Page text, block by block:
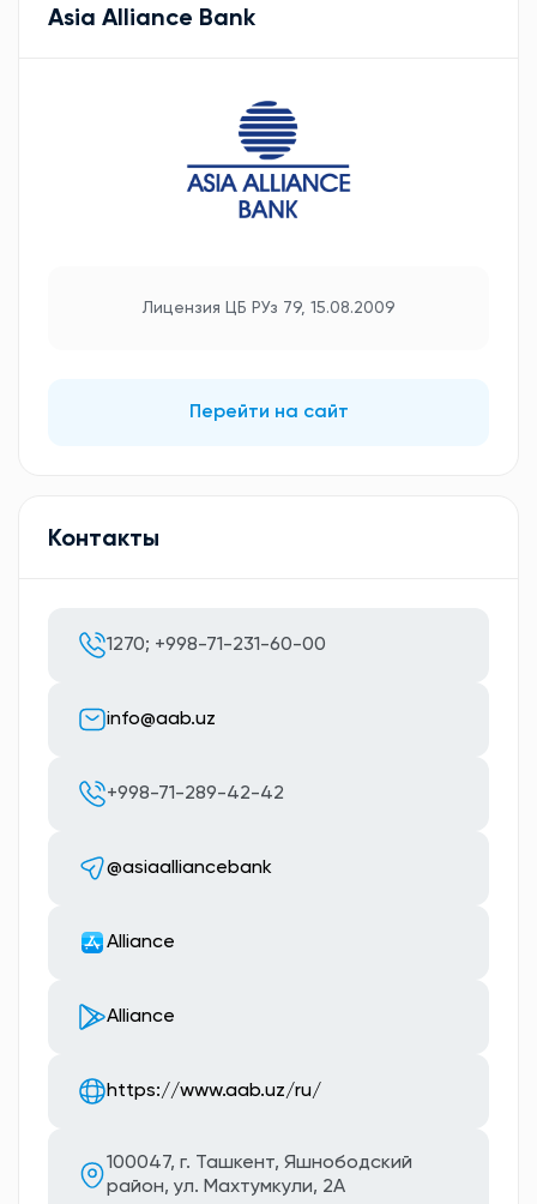
Asia Alliance Bank
Лицензия ЦБ РУз 79, 15.08.2009
Перейти на сайт
Контакты
1270; +998-71-231-60-00
info@aab.uz
+998-71-289-42-42
@asiaalliancebank
Alliance
Alliance
https://www.aab.uz/ru/
100047, г. Ташкент, Яшнободский
район, ул. Махтумкули, 2А